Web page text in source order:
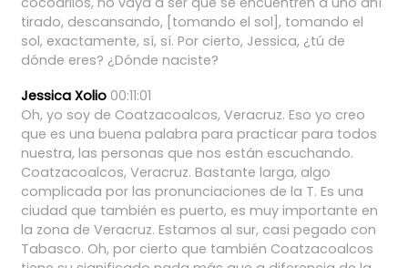
tirado, descansando, [tomando el sol], tomando el
sol, exactamente, sí, sí. Por cierto, Jessica, ¿tú de
dónde eres? ¿Dónde naciste?
Jessica Xolio 00:11:01
Oh, yo soy de Coatzacoalcos, Veracruz. Eso yo creo
que es una buena palabra para practicar para todos
nuestra, las personas que nos están escuchando.
Coatzacoalcos, Veracruz. Bastante larga, algo
complicada por las pronunciaciones de la T. Es una
ciudad que también es puerto, es muy importante en
la zona de Veracruz. Estamos al sur, casi pegado con
Tabasco. Oh, por cierto que también Coatzacoalcos